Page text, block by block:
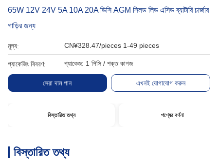
65W 12V 24V 5A 10A 20A ডিসি AGM সিলড লিড এসিড ব্যাটারি চার্জার
গাড়ির জন্য
মূল্য: CN¥328.47/pieces 1-49 pieces
প্যাকেজিং বিবরণ: প্যাকেজ: 1 পিসি / শক্ত কাগজ
সেরা দাম পান এখনই যোগাযোগ করুন
বিস্তারিত তথ্য পণ্যের বর্ণনা
বিস্তারিত তথ্য